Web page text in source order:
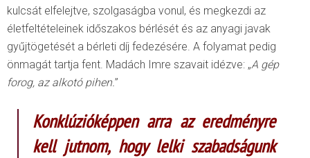
kulcsát elfelejtve, szolgaságba vonul, és megkezdi az
életfeltételeinek időszakos bérlését és az anyagi javak
gyűjtögetését a bérleti díj fedezésére. A folyamat pedig
önmagát tartja fent. Madách Imre szavait idézve: „A gép
forog, az alkotó pihen.”
Konklúzióképpen arra az eredményre
kell jutnom, hogy lelki szabadságunk